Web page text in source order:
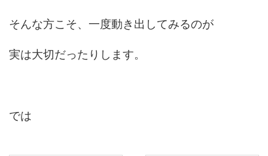
そんな方こそ、一度動き出してみるのが
実は大切だったりします。
では